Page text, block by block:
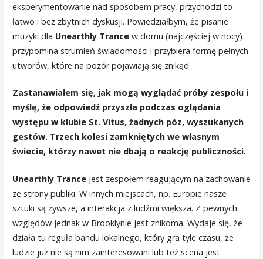
eksperymentowanie nad sposobem pracy, przychodzi to
łatwo i bez zbytnich dyskusji. Powiedziałbym, że pisanie
muzyki dla Unearthly Trancew domu (najczęściej w nocy)
przypomina strumień świadomości i przybiera formę pełnych
utworów, które na pozór pojawiają się znikąd.
Zastanawiałem się, jak mogą wyglądać próby zespołu i
myślę, że odpowiedź przyszła podczas oglądania
występu w klubie St. Vitus, żadnych póz, wyszukanych
gestów. Trzech kolesi zamkniętych we własnym
świecie, którzy nawet nie dbają o reakcję publiczności.
Unearthly Trancejest zespołem reagującym na zachowanie
ze strony publiki. W innych miejscach, np. Europie nasze
sztuki są żywsze, a interakcja z ludźmi większa. Z pewnych
względów jednak w Brooklynie jest znikoma. Wydaje się, że
działa tu reguła bandu lokalnego, który gra tyle czasu, że
ludzie już nie są nim zainteresowani lub też scena jest